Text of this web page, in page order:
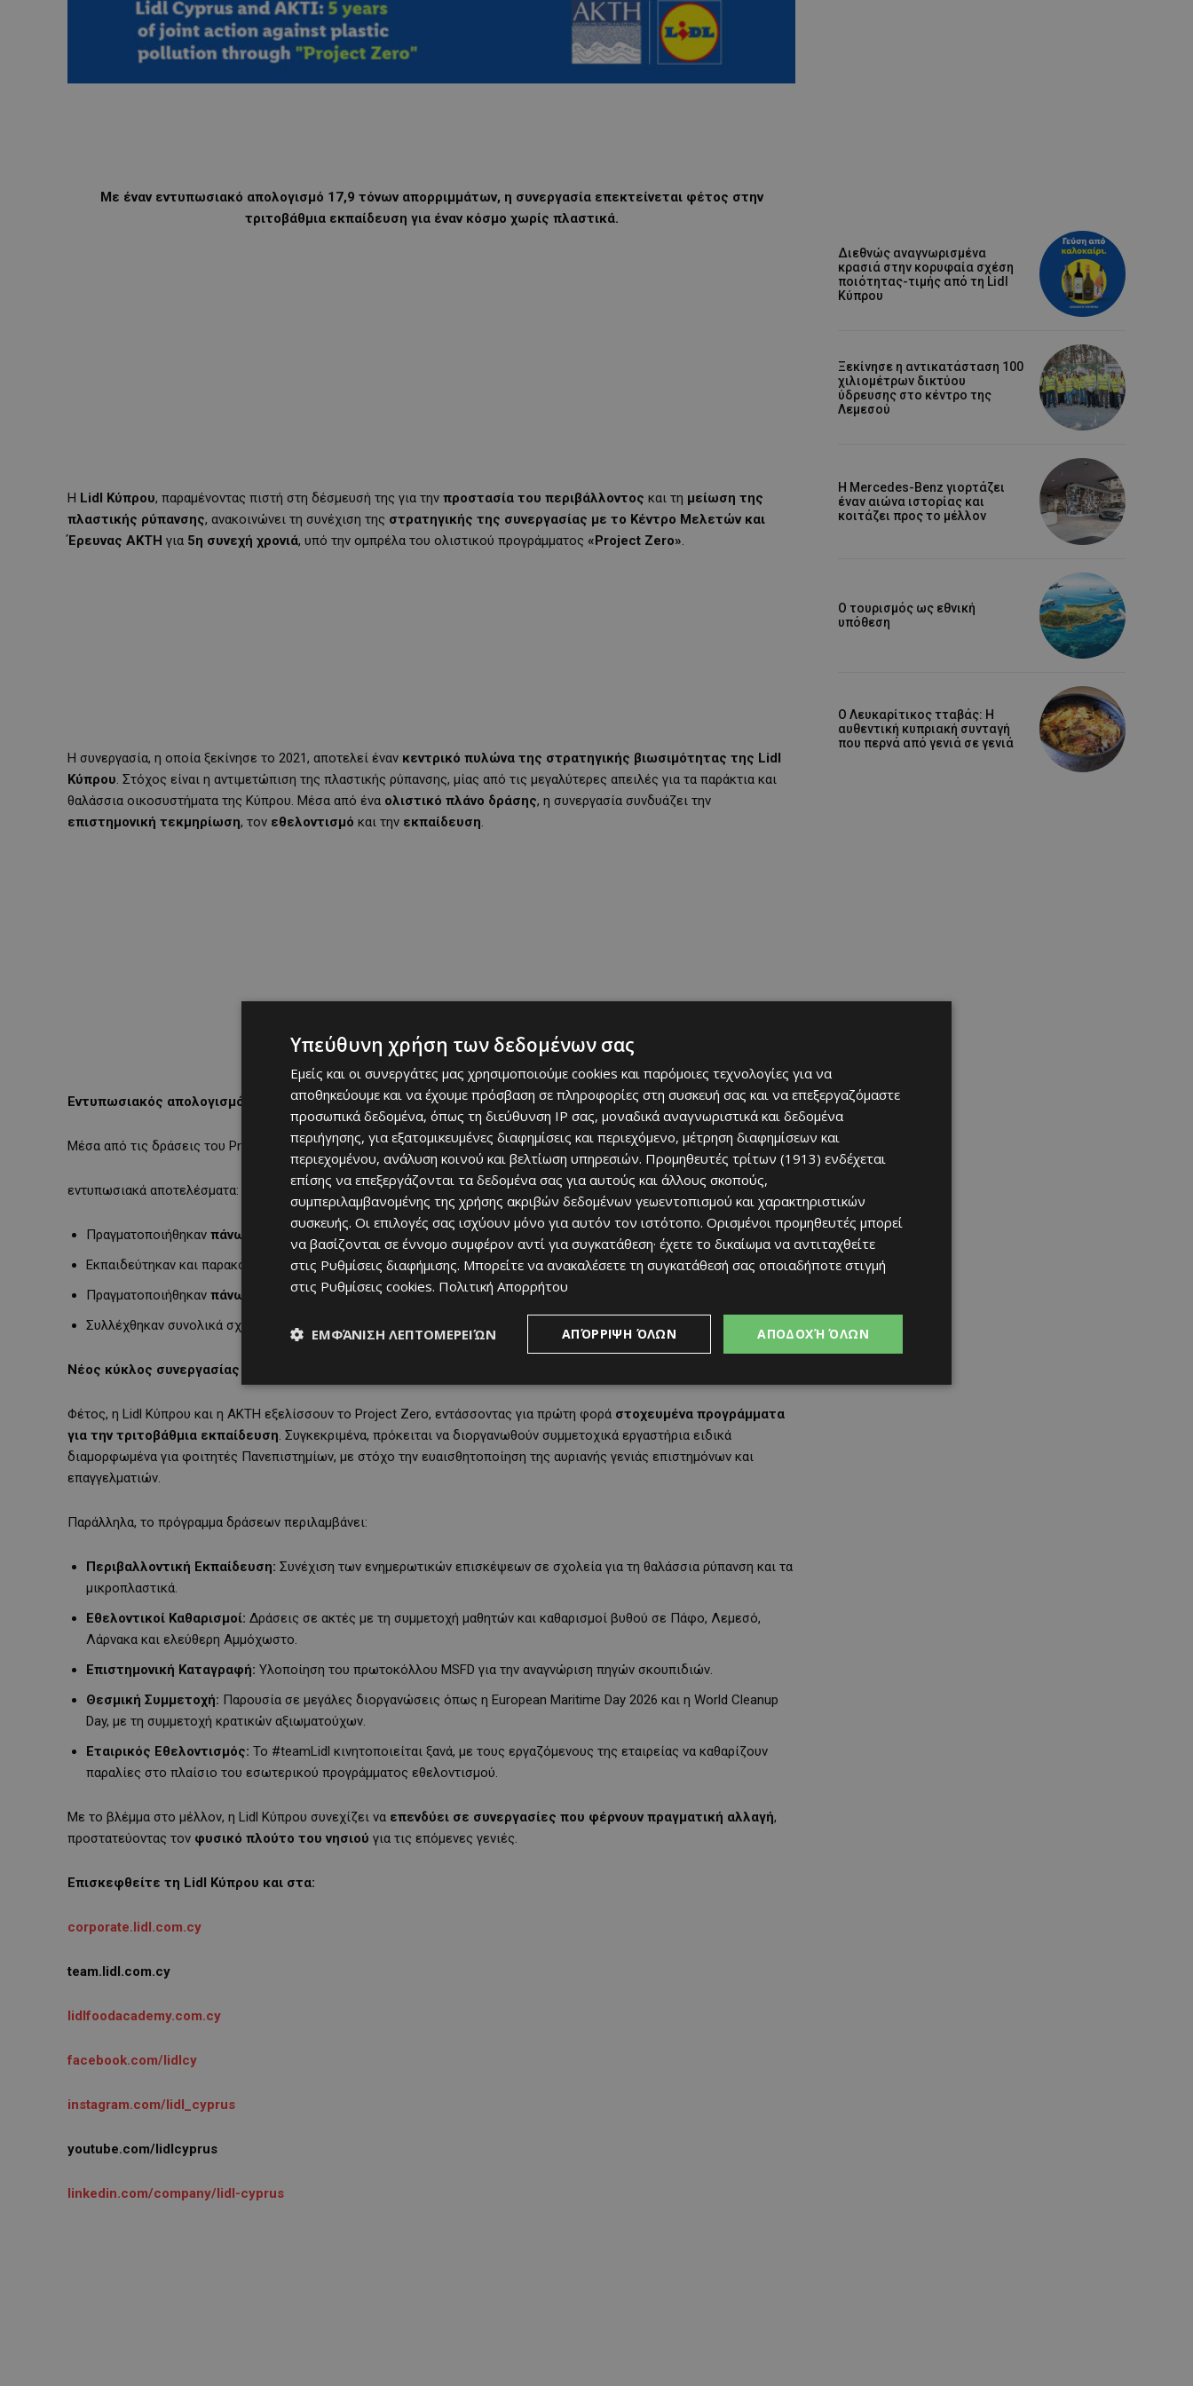
Με έναν εντυπωσιακό απολογισμό 17,9 τόνων απορριμμάτων, η συνεργασία επεκτείνεται φέτος στην
τριτοβάθμια εκπαίδευση για έναν κόσμο χωρίς πλαστικά.
Η Lidl Κύπρου, παραμένοντας πιστή στη δέσμευσή της για την προστασία του περιβάλλοντος και τη μείωση της
πλαστικής ρύπανσης, ανακοινώνει τη συνέχιση της στρατηγικής της συνεργασίας με το Κέντρο Μελετών και
Έρευνας ΑΚΤΗ για 5η συνεχή χρονιά, υπό την ομπρέλα του ολιστικού προγράμματος «Project Zero».
Η συνεργασία, η οποία ξεκίνησε το 2021, αποτελεί έναν κεντρικό πυλώνα της στρατηγικής βιωσιμότητας της Lidl
Κύπρου. Στόχος είναι η αντιμετώπιση της πλαστικής ρύπανσης, μίας από τις μεγαλύτερες απειλές για τα παράκτια και
θαλάσσια οικοσυστήματα της Κύπρου. Μέσα από ένα ολιστικό πλάνο δράσης, η συνεργασία συνδυάζει την
επιστημονική τεκμηρίωση, τον εθελοντισμό και την εκπαίδευση.
Εντυπωσιακός απολογισμός δράσης
Μέσα από τις δράσεις του Project Zero, τα τελευταία τέσσερα χρόνια επιτεύχθηκαν
εντυπωσιακά αποτελέσματα:
Πραγματοποιήθηκαν πάνω από 340 επισκέψεις σε σχολεία
παγκύπρια.
Εκπαιδεύτηκαν και παρακολούθησαν το πρόγραμμαπάνω από 55.600 μαθητές και μαθήτριες.
Πραγματοποιήθηκαν πάνω από 100 καθαρισμοί ακτής και βυθού.
Συλλέχθηκαν συνολικά σχεδόν
17,9 τόνοι απορριμμάτων ανακουφίζοντας τις ακτές και τις θάλασσες της Κύπρου.
Νέος κύκλος συνεργασίας και επέκταση στην Τριτοβάθμια Εκπαίδευση
Φέτος, η Lidl Κύπρου και η ΑΚΤΗ εξελίσσουν το Project Zero, εντάσσοντας για πρώτη φορά στοχευμένα προγράμματα
για την τριτοβάθμια εκπαίδευση. Συγκεκριμένα, πρόκειται να διοργανωθούν συμμετοχικά εργαστήρια ειδικά
διαμορφωμένα για φοιτητές Πανεπιστημίων, με στόχο την ευαισθητοποίηση της αυριανής γενιάς επιστημόνων και
επαγγελματιών.
Παράλληλα, το πρόγραμμα δράσεων περιλαμβάνει:
Περιβαλλοντική Εκπαίδευση: Συνέχιση των ενημερωτικών επισκέψεων σε σχολεία για τη θαλάσσια ρύπανση και τα
μικροπλαστικά.
Εθελοντικοί Καθαρισμοί: Δράσεις σε ακτές με τη συμμετοχή μαθητών και καθαρισμοί βυθού σε Πάφο, Λεμεσό,
Λάρνακα και ελεύθερη Αμμόχωστο.
Επιστημονική Καταγραφή: Υλοποίηση του πρωτοκόλλου MSFD για την αναγνώριση πηγών σκουπιδιών.
Θεσμική Συμμετοχή: Παρουσία σε μεγάλες διοργανώσεις όπως η European Maritime Day 2026 και η World Cleanup
Day, με τη συμμετοχή κρατικών αξιωματούχων.
Εταιρικός Εθελοντισμός: To #teamLidl κινητοποιείται ξανά, με τους εργαζόμενους της εταιρείας να καθαρίζουν
παραλίες στο πλαίσιο του εσωτερικού προγράμματος εθελοντισμού.
Με το βλέμμα στο μέλλον, η Lidl Κύπρου συνεχίζει να επενδύει σε συνεργασίες που φέρνουν πραγματική αλλαγή,
προστατεύοντας τον φυσικό πλούτο του νησιού για τις επόμενες γενιές.
Επισκεφθείτε τη Lidl Κύπρου και στα:
corporate.lidl.com.cy
team.lidl.com.cy
lidlfoodacademy.com.cy
facebook.com/lidlcy
instagram.com/lidl_cyprus
youtube.com/lidlcyprus
linkedin.com/company/lidl-cyprus
Διεθνώς αναγνωρισμένα
κρασιά στην κορυφαία σχέση
ποιότητας-τιμής από τη Lidl
Κύπρου
Ξεκίνησε η αντικατάσταση 100
χιλιομέτρων δικτύου
ύδρευσης στο κέντρο της
Λεμεσού
Η Mercedes-Benz γιορτάζει
έναν αιώνα ιστορίας και
κοιτάζει προς το μέλλον
Ο τουρισμός ως εθνική
υπόθεση
Ο Λευκαρίτικος τταβάς: Η
αυθεντική κυπριακή συνταγή
που περνά από γενιά σε γενιά
Υπεύθυνη χρήση των δεδομένων σας
Εμείς και οι συνεργάτες μας χρησιμοποιούμε cookies και παρόμοιες τεχνολογίες για να
αποθηκεύουμε και να έχουμε πρόσβαση σε πληροφορίες στη συσκευή σας και να επεξεργαζόμαστε
προσωπικά δεδομένα, όπως τη διεύθυνση IP σας, μοναδικά αναγνωριστικά και δεδομένα
περιήγησης, για εξατομικευμένες διαφημίσεις και περιεχόμενο, μέτρηση διαφημίσεων και
περιεχομένου, ανάλυση κοινού και βελτίωση υπηρεσιών. Προμηθευτές τρίτων (1913) ενδέχεται
επίσης να επεξεργάζονται τα δεδομένα σας για αυτούς και άλλους σκοπούς,
συμπεριλαμβανομένης της χρήσης ακριβών δεδομένων γεωεντοπισμού και χαρακτηριστικών
συσκευής. Οι επιλογές σας ισχύουν μόνο για αυτόν τον ιστότοπο. Ορισμένοι προμηθευτές μπορεί
να βασίζονται σε έννομο συμφέρον αντί για συγκατάθεση· έχετε το δικαίωμα να αντιταχθείτε
στις Ρυθμίσεις διαφήμισης. Μπορείτε να ανακαλέσετε τη συγκατάθεσή σας οποιαδήποτε στιγμή
στις Ρυθμίσεις cookies. Πολιτική Απορρήτου
ΑΠΟΔΟΧΉ ΌΛΩΝ
ΑΠΌΡΡΙΨΗ ΌΛΩΝ
ΕΜΦΆΝΙΣΗ ΛΕΠΤΟΜΕΡΕΙΏΝ